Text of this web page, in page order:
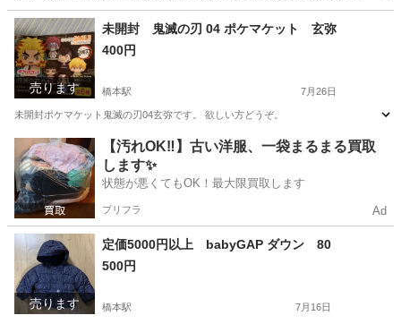
神奈川 相模原市 橋本駅 子供用品
売ります
未開封 鬼滅の刃 04 ポケマケット 玄弥
400円
橋本駅 7月26日
未開封ポケマケット鬼滅の刃04玄弥です。 欲しい方どうぞ。
神奈川 相模原市 橋本駅 フィギュア 鬼滅の刃
【汚れOK‼️】古い洋服、一袋まるまる買取
します✨
状態が悪くてもOK！最大限買取します
プリフラ Ad
売ります
定価5000円以上 babyGAP ダウン 80
500円
橋本駅 7月16日